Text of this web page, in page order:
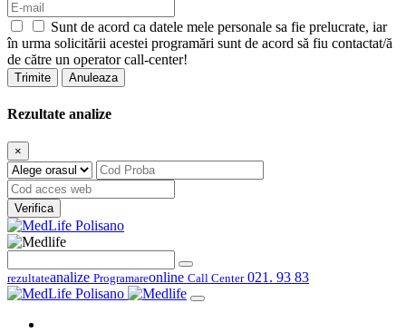
Sunt de acord ca datele mele personale sa fie prelucrate, iar
în urma solicitării acestei programări sunt de acord să fiu contactat/ă
de către un operator call-center!
Trimite Anuleaza
Rezultate analize
×
Verifica
rezultateanalize Programareonline Call Center021. 93 83